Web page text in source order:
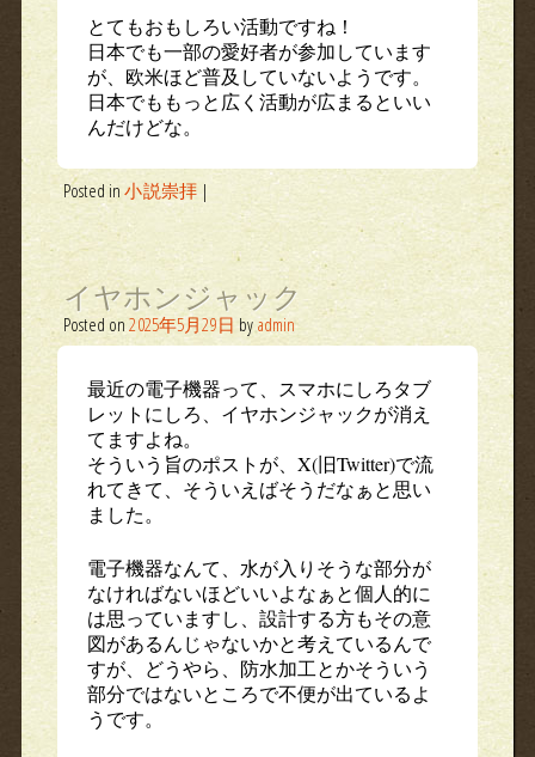
とてもおもしろい活動ですね！
日本でも一部の愛好者が参加しています
が、欧米ほど普及していないようです。
日本でももっと広く活動が広まるといい
んだけどな。
Posted in小説崇拝 |
イヤホンジャック
Posted on2025年5月29日 by admin
最近の電子機器って、スマホにしろタブ
レットにしろ、イヤホンジャックが消え
てますよね。
そういう旨のポストが、X(旧Twitter)で流
れてきて、そういえばそうだなぁと思い
ました。
電子機器なんて、水が入りそうな部分が
なければないほどいいよなぁと個人的に
は思っていますし、設計する方もその意
図があるんじゃないかと考えているんで
すが、どうやら、防水加工とかそういう
部分ではないところで不便が出ているよ
うです。